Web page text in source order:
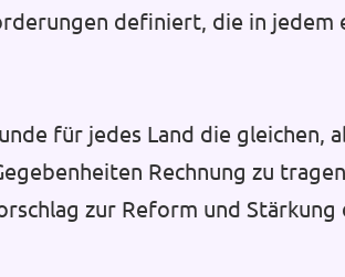
definiert, die in jedem
für jedes Land die gleichen,
Rechnung zu
zur Reform und